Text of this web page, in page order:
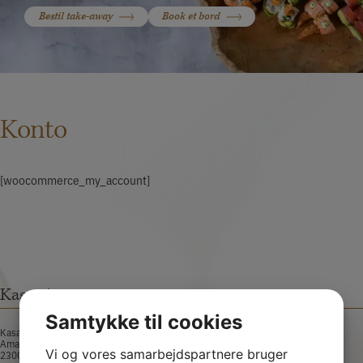
Bestil take-away Book et bord
Konto
[woocommerce_my_account]
Kasai Amager
Kasai Sushi Amagerbro
Amagerbrogade 175
2300 København S​
Samtykke til cookies
Vi og vores samarbejdspartnere bruger